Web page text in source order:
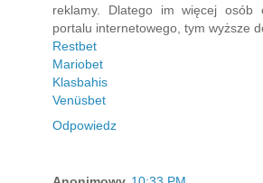
reklamy. Dlatego im więcej osób
portalu internetowego, tym wyższe
Restbet
Mariobet
Klasbahis
Venüsbet
Odpowiedz